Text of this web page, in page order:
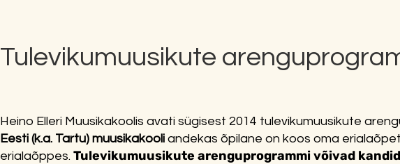
Tulevikumuusikute
Heino Elleri Muusikakoolis avati sügisest 2014 tulevikumuusikute
Eesti (k.a. Tartu) muusikakooli andekas õpilane on koos oma
erialaõppes. Tulevikumuusikute arenguprogrammi võivad